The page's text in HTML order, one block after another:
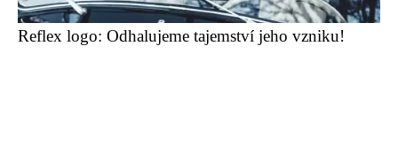
Reflex logo: Odhalujeme tajemství jeho vzniku!